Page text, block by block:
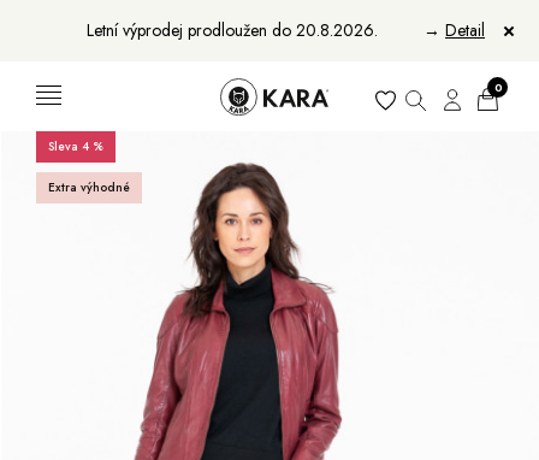
Letní výprodej prodloužen do 20.8.2026. → Detail
Ženy
Bundy, kabáty a vesty
Aktovky, tašky a batohy
Peněženky
Pásky
Manikúry
Šály
0
Sleva 4 %
Extra výhodné